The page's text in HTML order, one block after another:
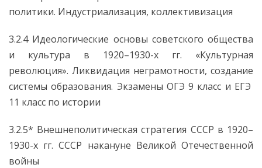
политики. Индустриализация, коллективизация
3.2.4 Идеологические основы советского общества
и культура в 1920–1930-х гг. «Культурная
революция». Ликвидация неграмотности, создание
системы образования. Экзамены ОГЭ 9 класс и ЕГЭ
11 класс по истории
3.2.5* Внешнеполитическая стратегия СССР в 1920–
1930-х гг. СССР накануне Великой Отечественной
войны